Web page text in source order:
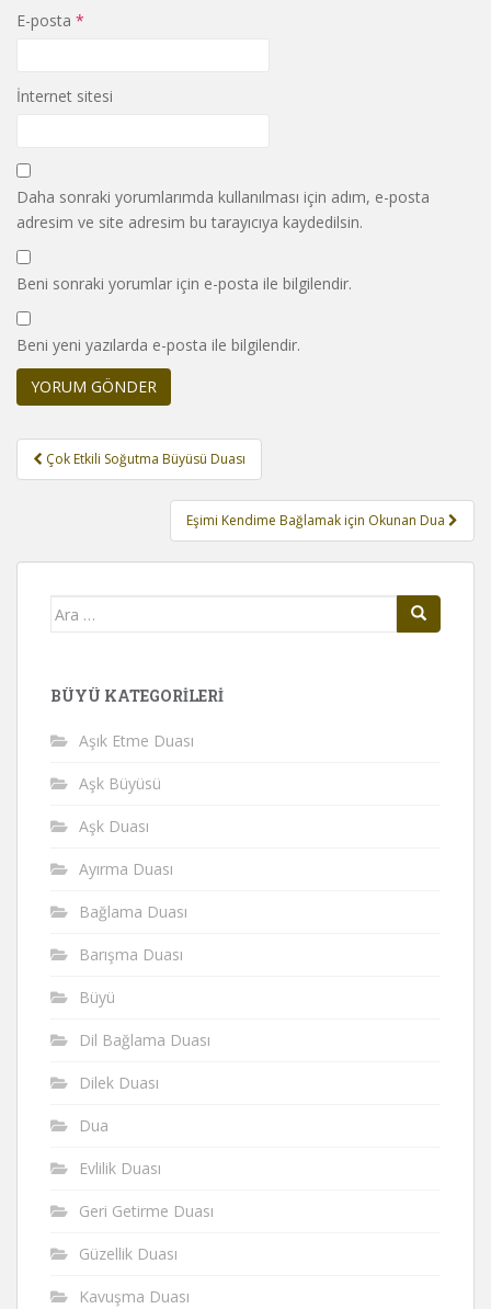
E-posta *
İnternet sitesi
Daha sonraki yorumlarımda kullanılması için adım, e-posta
adresim ve site adresim bu tarayıcıya kaydedilsin.
Beni sonraki yorumlar için e-posta ile bilgilendir.
Beni yeni yazılarda e-posta ile bilgilendir.
Yazı
gezinmesi
Çok Etkili Soğutma Büyüsü Duası
Eşimi Kendime Bağlamak için Okunan Dua
Arama
BÜYÜ KATEGORILERI
Aşık Etme Duası
Aşk Büyüsü
Aşk Duası
Ayırma Duası
Bağlama Duası
Barışma Duası
Büyü
Dil Bağlama Duası
Dilek Duası
Dua
Evlilik Duası
Geri Getirme Duası
Güzellik Duası
Kavuşma Duası